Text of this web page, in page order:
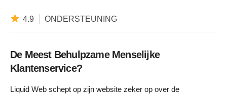
4.9 ONDERSTEUNING
De Meest Behulpzame Menselijke
Klantenservice?
Liquid Web schept op zijn website zeker op over de